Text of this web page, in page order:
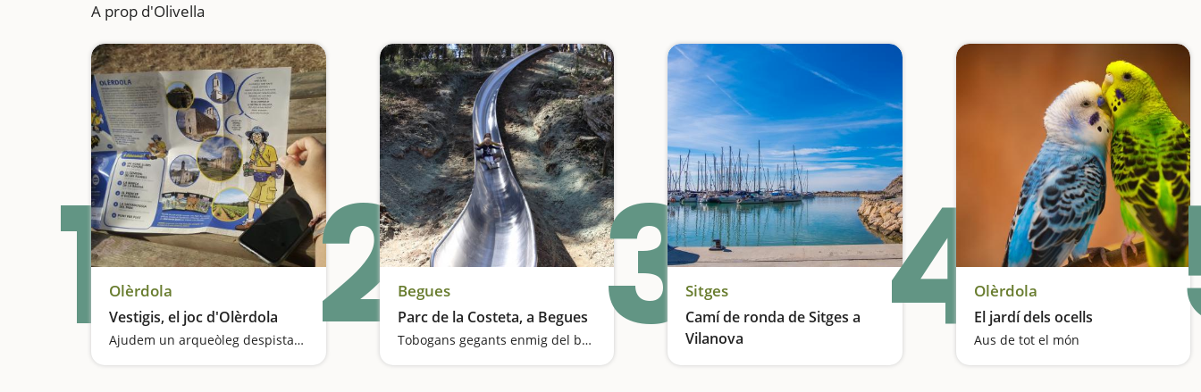
A prop d'Olivella
1Olèrdola
Vestigis, el joc d'Olèrdola
Ajudem un arqueòleg despistat a resoldre enigmes sobre el patrimoni del municipi 2Begues
Parc de la Costeta, a Begues
Tobogans gegants enmig del bosc 3Sitges
Camí de ronda de Sitges a
Vilanova
Una ruta de les Cales del Garraf 4Olèrdola
El jardí dels ocells
Aus de tot el món